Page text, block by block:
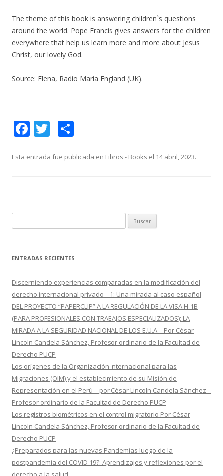
The theme of this book is answering children`s questions
around the world. Pope Francis gives answers for the children
everywhere that help us learn more and more about Jesus
Christ, our lovely God.
Source: Elena, Radio Maria England (UK).
F
e
o
k
T
itt m
ti
r
Esta entrada fue publicada en Libros - Books el 14 abril, 2023.
u
c
r
ENTRADAS RECIENTES
Discerniendo experiencias comparadas en la modificación del
derecho internacional privado – 1: Una mirada al caso español
DEL PROYECTO “PAPERCLIP” A LA REGULACIÓN DE LA VISA H-1B
(PARA PROFESIONALES CON TRABAJOS ESPECIALIZADOS): LA
MIRADA A LA SEGURIDAD NACIONAL DE LOS E.U.A – Por César
Lincoln Candela Sánchez, Profesor ordinario de la Facultad de
Derecho PUCP
Los orígenes de la Organización Internacional para las
Migraciones (OIM) y el establecimiento de su Misión de
Representación en el Perú – por César Lincoln Candela Sánchez –
Profesor ordinario de la Facultad de Derecho PUCP
Los registros biométricos en el control migratorio Por César
Lincoln Candela Sánchez, Profesor ordinario de la Facultad de
Derecho PUCP
¿Preparados para las nuevas Pandemias luego de la
postpandemia del COVID 19?: Aprendizajes y reflexiones por el
derecho a la salud